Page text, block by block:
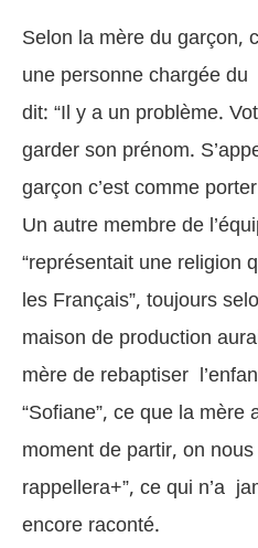
Selon la mère du garçon,
une personne chargée
dit: “Il y a un problème.
garder son prénom.
garçon c’est comme
Un autre membre de
“représentait une religion
les Français”, toujours
maison de production
mère de rebaptiser
“Sofiane”, ce que la mère
moment de partir, on
rappellera+”, ce qui n’a
encore raconté.